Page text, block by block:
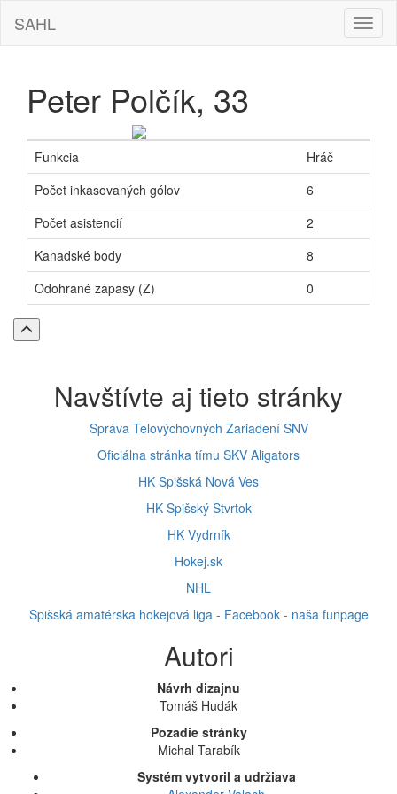
SAHL
Peter Polčík, 33
Funkcia
Hráč
Počet inkasovaných gólov
6
Počet asistencií
2
Kanadské body
8
Odohrané zápasy (Z)
0
Späť
na
Navštívte aj tieto stránky
Správa Telovýchovných Zariadení SNV
Oficiálna stránka tímu SKV Aligators
HK Spišská Nová Ves
HK Spišský Štvrtok
HK Vydrník
Hokej.sk
NHL
Spišská amatérska hokejová liga - Facebook - naša funpage
Autori
Návrh dizajnu
Tomáš Hudák
Pozadie stránky
Michal Tarabík
Systém vytvoril a udržiava